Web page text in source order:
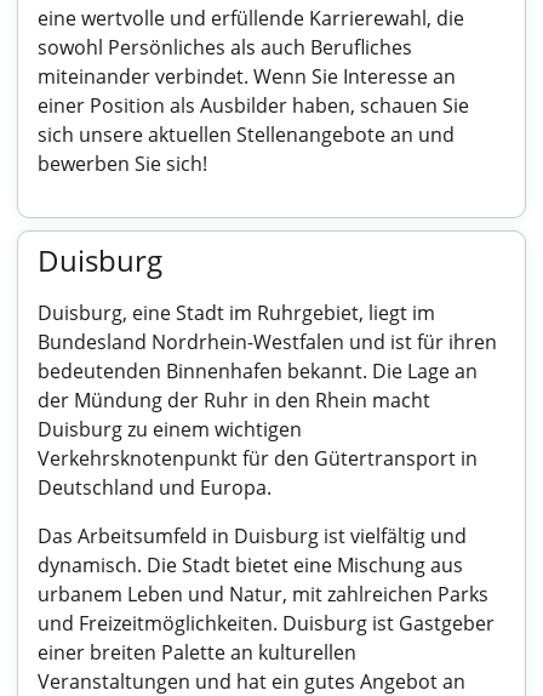
eine wertvolle und erfüllende Karrierewahl, die
sowohl Persönliches als auch Berufliches
miteinander verbindet. Wenn Sie Interesse an
einer Position als Ausbilder haben, schauen Sie
sich unsere aktuellen Stellenangebote an und
bewerben Sie sich!
Duisburg
Duisburg, eine Stadt im Ruhrgebiet, liegt im
Bundesland Nordrhein-Westfalen und ist für ihren
bedeutenden Binnenhafen bekannt. Die Lage an
der Mündung der Ruhr in den Rhein macht
Duisburg zu einem wichtigen
Verkehrsknotenpunkt für den Gütertransport in
Deutschland und Europa.
Das Arbeitsumfeld in Duisburg ist vielfältig und
dynamisch. Die Stadt bietet eine Mischung aus
urbanem Leben und Natur, mit zahlreichen Parks
und Freizeitmöglichkeiten. Duisburg ist Gastgeber
einer breiten Palette an kulturellen
Veranstaltungen und hat ein gutes Angebot an